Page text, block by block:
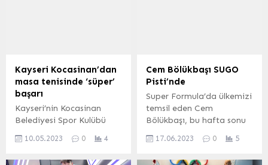
çıkacağı yarış hafta sonu;
20 Mayıs Cumartesi günü
Türkiye saatiyle 03:35’te
gerçekleştirilecek
antrenman turlarının
devamında...
Şampiyonas’ında, genç
erkekler eşli
başarıya imza attı. Üstün
bir performans
sergileyerek Dünya ikincisi
olan Aras Toprak
Kayseri Kocasinan’dan
masa tenisinde ‘süper’
başarı
Kayseri’nin Kocasinan
Belediyesi Spor Kulübü
2022-2023 Spor Toto
10.05.2023 0 4
Cem Bölükbaşı SUGO
Pisti’nde
Super Formula’da ülkemizi
temsil eden Cem
Bölükbaşı, bu hafta sonu
SUGO Pisti’nde yarışa
17.06.2023 0 5